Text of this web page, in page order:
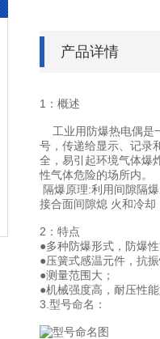
产品详情
1：概述
工业用防爆热电偶是
号，传递给显示、记录
全，易引起环境气体爆
性气体危险的场所内。
隔爆原理:利用间隙隔
接合面间隙熄 火和冷
2：特点
●多种防爆形式，防爆
●压簧式感温元件，抗
●测量范围大；
●机械强度高，耐压性
3.型号命名：